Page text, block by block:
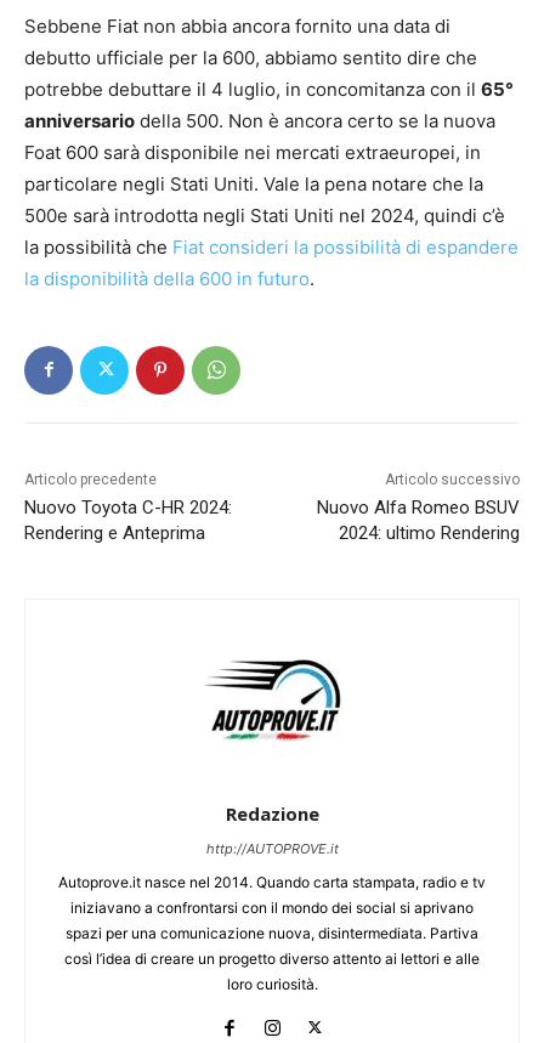
Sebbene Fiat non abbia ancora fornito una data di
debutto ufficiale per la 600, abbiamo sentito dire che
potrebbe debuttare il 4 luglio, in concomitanza con il 65°
anniversario della 500. Non è ancora certo se la nuova
Foat 600 sarà disponibile nei mercati extraeuropei, in
particolare negli Stati Uniti. Vale la pena notare che la
500e sarà introdotta negli Stati Uniti nel 2024, quindi c’è
la possibilità che Fiat consideri la possibilità di espandere
la disponibilità della 600 in futuro.
Articolo precedente
Nuovo Toyota C-HR 2024:
Rendering e Anteprima
Articolo successivo
Nuovo Alfa Romeo BSUV
2024: ultimo Rendering
Redazione
http://AUTOPROVE.it
Autoprove.it nasce nel 2014. Quando carta stampata, radio e tv
iniziavano a confrontarsi con il mondo dei social si aprivano
spazi per una comunicazione nuova, disintermediata. Partiva
così l’idea di creare un progetto diverso attento ai lettori e alle
loro curiosità.